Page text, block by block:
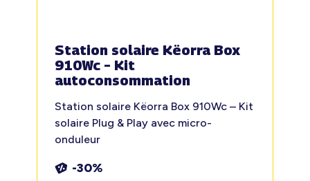
Station solaire Këorra Box
910Wc – Kit
autoconsommation
Station solaire Këorra Box 910Wc – Kit
solaire Plug & Play avec micro-
onduleur
-30%